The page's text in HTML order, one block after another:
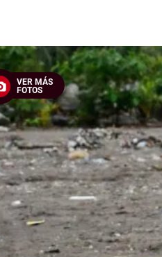
VER MÁS
FOTOS